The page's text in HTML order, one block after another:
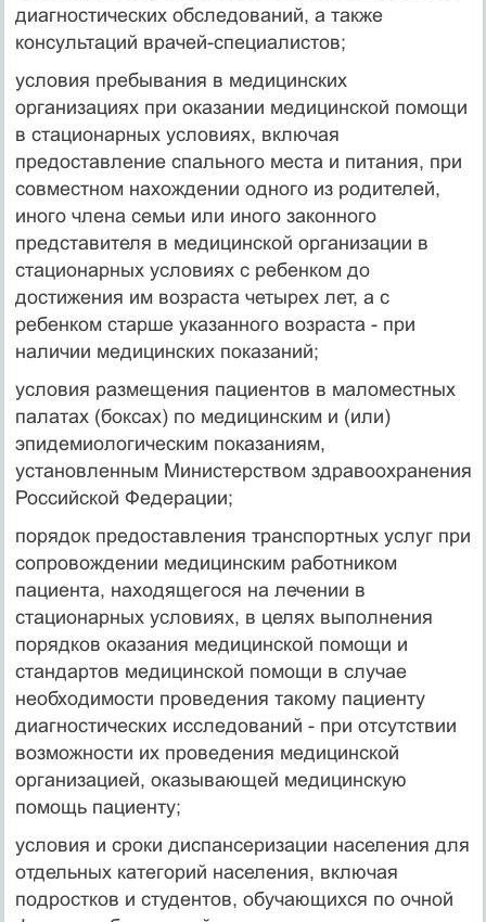
диагностических обследований, а также
консультаций врачей-специалистов;
условия пребывания в медицинских
организациях при оказании медицинской помощи
в стационарных условиях, включая
предоставление спального места и питания, при
совместном нахождении одного из родителей,
иного члена семьи или иного законного
представителя в медицинской организации в
стационарных условиях с ребенком до
достижения им возраста четырех лет, а с
ребенком старше указанного возраста - при
наличии медицинских показаний;
условия размещения пациентов в маломестных
палатах (боксах) по медицинским и (или)
эпидемиологическим показаниям,
установленным Министерством здравоохранения
Российской Федерации;
порядок предоставления транспортных услуг при
сопровождении медицинским работником
пациента, находящегося на лечении в
стационарных условиях, в целях выполнения
порядков оказания медицинской помощи и
стандартов медицинской помощи в случае
необходимости проведения такому пациенту
диагностических исследований - при отсутствии
возможности их проведения медицинской
организацией, оказывающей медицинскую
помощь пациенту;
условия и сроки диспансеризации населения для
отдельных категорий населения, включая
подростков и студентов, обучающихся по очной